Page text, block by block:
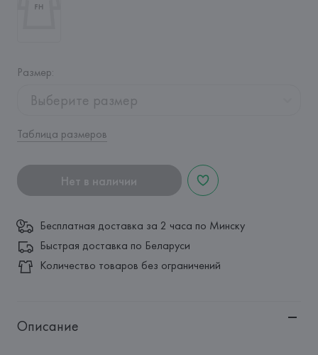
Размер:
Выберите размер
Таблица размеров
Нет в наличии
Бесплатная доставка за 2 часа по Минску
Быстрая доставка по Беларуси
Количество товаров без ограничений
Описание